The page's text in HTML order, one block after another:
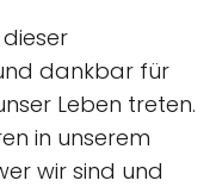
dankbar für
Leben treten.
in unserem
wir sind und